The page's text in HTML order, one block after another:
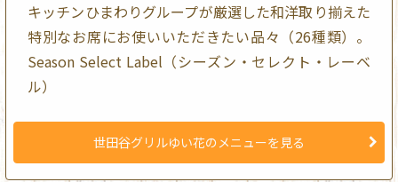
キッチンひまわりグループが厳選した和洋取り揃えた
特別なお席にお使いいただきたい品々（26種類）。
Season Select Label（シーズン・セレクト・レーベ
ル）
世田谷グリルゆい花のメニューを見る